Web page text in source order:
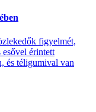
figyelmét,
érintett
és téligumival van